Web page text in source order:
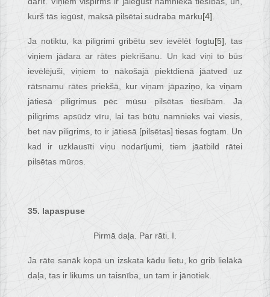
kurš tās iegūst, maksā pilsētai sudraba mārku[4].
Ja notiktu, ka piligrimi gribētu sev ievēlēt fogtu[5], tas
viņiem jādara ar rātes piekrišanu. Un kad viņi to būs
ievēlējuši, viņiem to nākošajā piektdienā jāatved uz
rātsnamu rātes priekšā, kur viņam jāpaziņo, ka viņam
jātiesā piligrimus pēc mūsu pilsētas tiesībām. Ja
piligrims apsūdz vīru, lai tas būtu namnieks vai viesis,
bet nav piligrims, to ir jātiesā [pilsētas] tiesas fogtam. Un
kad ir uzklausīti viņu nodarījumi, tiem jāatbild rātei
pilsētas mūros.
35. lapaspuse
Pirmā daļa. Par rāti. I.
Ja rāte sanāk kopā un izskata kādu lietu, ko grib lielākā
daļa, tas ir likums un taisnība, un tam ir jānotiek.